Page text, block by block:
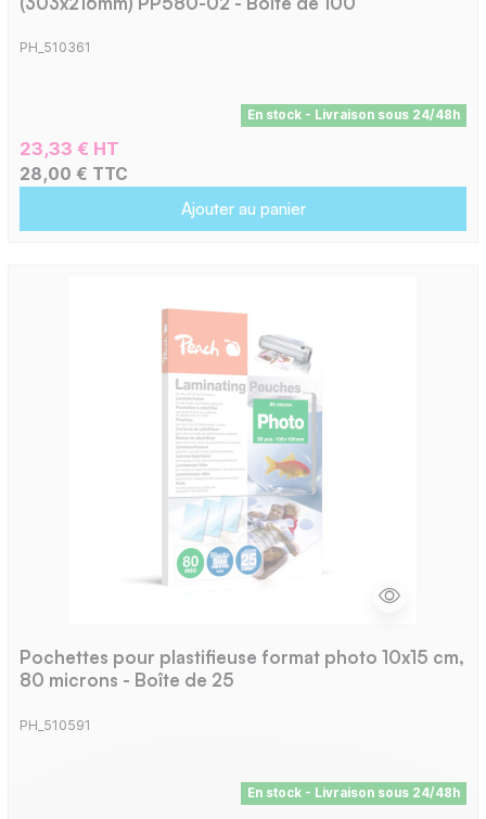
PH_510361
En stock - Livraison sous 24/48h
23,33 € HT
28,00 € TTC
Ajouter au panier
Pochettes pour plastifieuse format photo 10x15 cm,
80 microns - Boîte de 25
PH_510591
En stock - Livraison sous 24/48h